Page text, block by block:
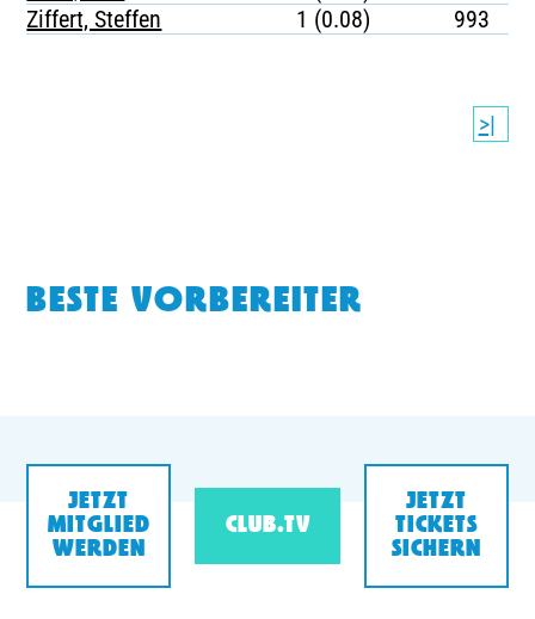
Ziffert, Steffen
1 (0.08) 993
>|
BESTE VORBEREITER
JETZT
MITGLIED
WERDEN
CLUB.TV
JETZT
TICKETS
SICHERN